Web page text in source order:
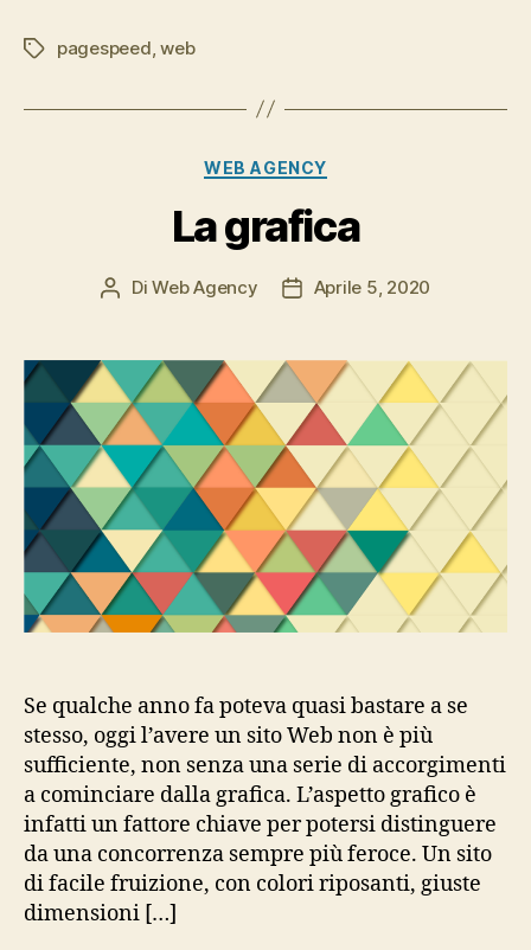
Tag pagespeed ,web
Categorie
WEB AGENCY
La grafica
Autore
DiWeb Agency
DataAprile 5, 2020
Se qualche anno fa poteva quasi bastare a se
stesso, oggi l’avere un sito Web non è più
sufficiente, non senza una serie di accorgimenti
a cominciare dalla grafica. L’aspetto grafico è
infatti un fattore chiave per potersi distinguere
da una concorrenza sempre più feroce. Un sito
di facile fruizione, con colori riposanti, giuste
dimensioni […]